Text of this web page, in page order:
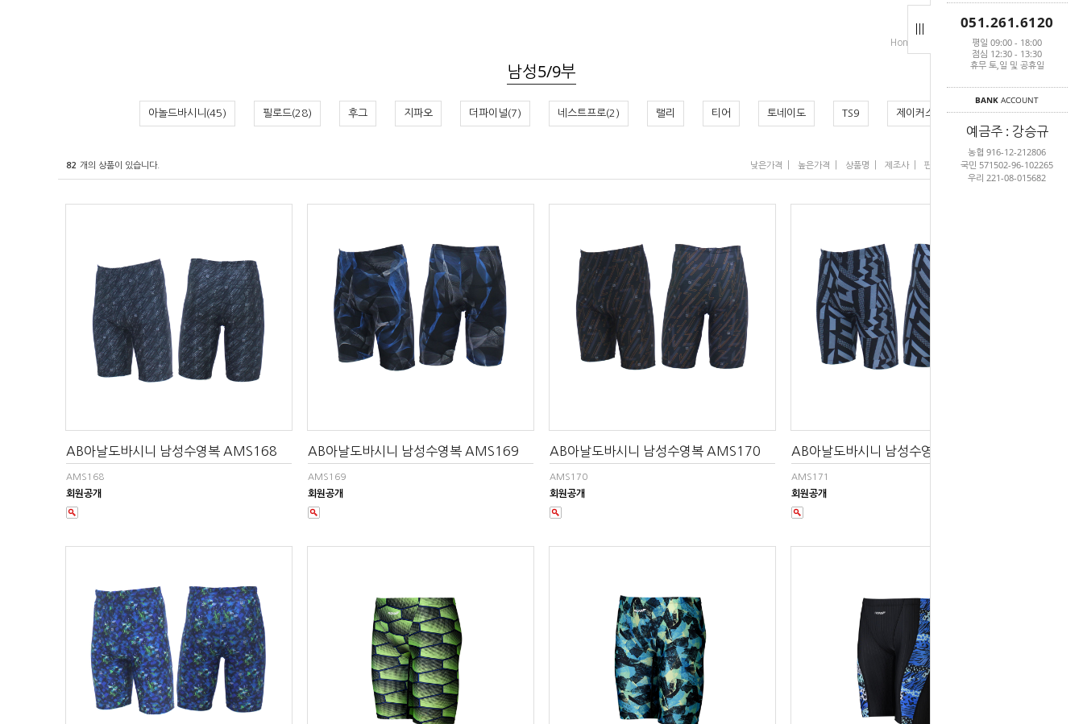
051.261.6120
평일 09:00 - 18:00
점심 12:30 - 13:30
휴무 토,일 및 공휴일
BANK ACCOUNT
예금주 : 강승규
농협 916-12-212806
국민 571502-96-102265
우리 221-08-015682
Home >남성5/9부
남성5/9부
아놀드바시니(45) 필로드(28) 후그 지파오 더파이널(7) 네스트프로(2) 랠리 티어 토네이도 TS9 제이커스
82 개의 상품이 있습니다. 낮은가격 높은가격 상품명 제조사| 판매순위 | 많이 본 상품
AB아날도바시니 남성수영복 AMS168
AMS168
회원공개
AB아날도바시니 남성수영복 AMS169
AMS169
회원공개
AB아날도바시니 남성수영복 AMS170
AMS170
회원공개
AB아날도바시니 남성수영복 AMS171
AMS171
회원공개